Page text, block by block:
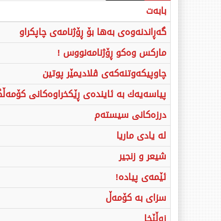
بابەت
گەڕاندنەوەی بەها بۆ ڕۆژنامەی چاپکراو
مارکس وەکو ڕۆژنامەنووس !
چاوپیکەوتنەکەی ڤلادیمێر پوتین
پیاسەیەك بە ئایندەی ڕێکخراوەکانی
درزەکانی سیستەم
لە یادی ماریا
شیعر و زنجیر
ئێمەی پیادە!
سزای بە کۆمەڵ